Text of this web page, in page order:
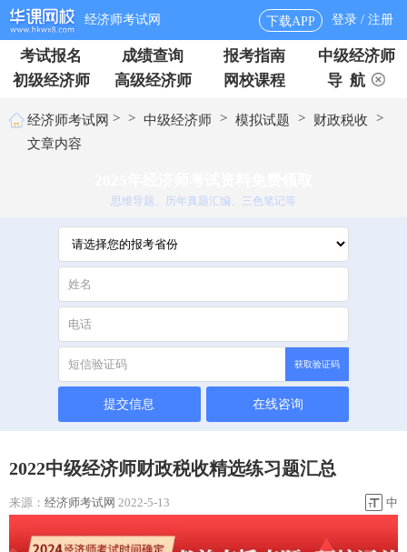
经济师考试网 下载APP 登录 / 注册
考试报名 成绩查询 报考指南
中级经济师
初级经济师
高级经济师 网校课程 导 航
经济师考试网 > > 中级经济师 > 模拟试题 > 财政税收
>
文章内容
思维导题、历年真题汇编、三色笔记等
获取验证码
提交信息 在线咨询
2022中级经济师财政税收精选练习题汇总
来源： 经济师考试网 2022-5-13 中